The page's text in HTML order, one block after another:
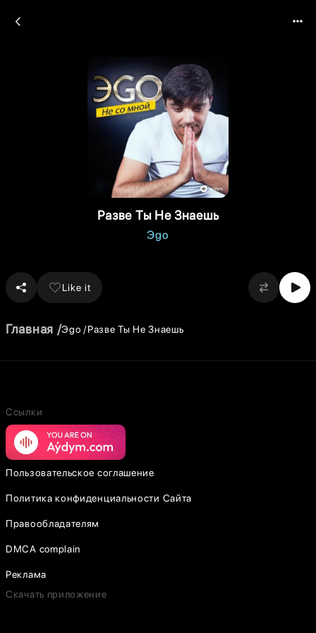
Разве Ты Не Знаешь
Эgo
Like it
Главная Эgo Разве Ты Не Знаешь
Ссылки
Пользовательское соглашение
Политика конфиденциальности Сайта
Правообладателям
DMCA complain
Реклама
Скачать приложение